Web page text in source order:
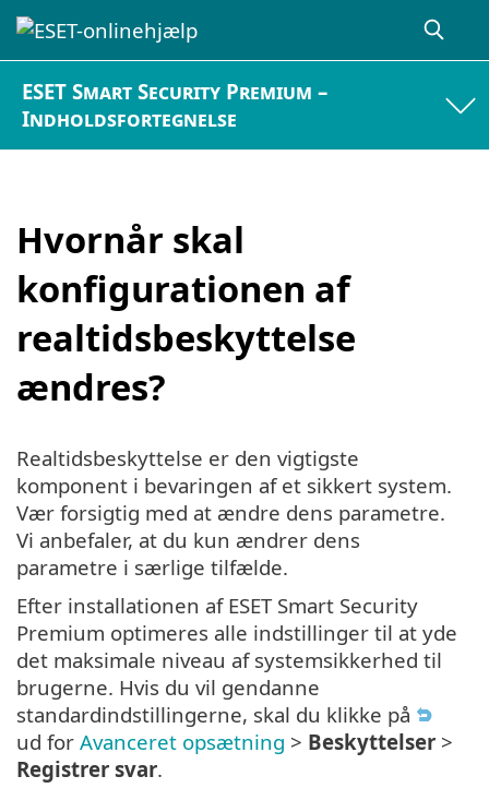
ESET Smart Security Premium –
Indholdsfortegnelse
Hvornår skal
konfigurationen af
realtidsbeskyttelse
ændres?
Realtidsbeskyttelse er den vigtigste
komponent i bevaringen af et sikkert system.
Vær forsigtig med at ændre dens parametre.
Vi anbefaler, at du kun ændrer dens
parametre i særlige tilfælde.
Efter installationen af ESET Smart Security
Premium optimeres alle indstillinger til at yde
det maksimale niveau af systemsikkerhed til
brugerne. Hvis du vil gendanne
standardindstillingerne, skal du klikke på
ud for Avanceret opsætning > Beskyttelser >
Registrer svar.